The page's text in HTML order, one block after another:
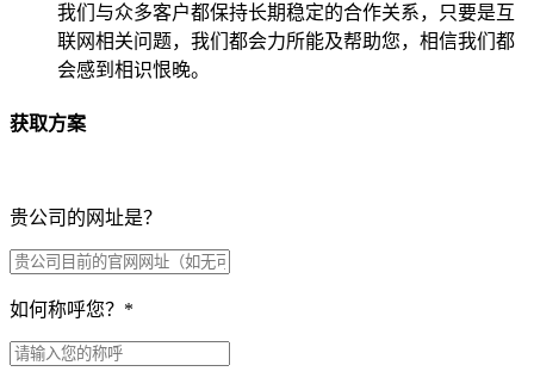
我们与众多客户都保持长期稳定的合作关系，只要是互
联网相关问题，我们都会力所能及帮助您，相信我们都
会感到相识恨晚。
获取方案
贵公司的网址是？
如何称呼您？ *